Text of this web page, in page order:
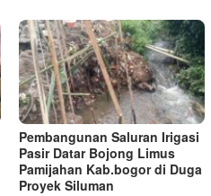
Pembangunan Saluran Irigasi
Pasir Datar Bojong Limus
Pamijahan Kab.bogor di Duga
Proyek Siluman